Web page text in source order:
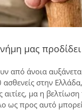
μας προδίδει
άνοια
στην
μα η
ως προς αυτό